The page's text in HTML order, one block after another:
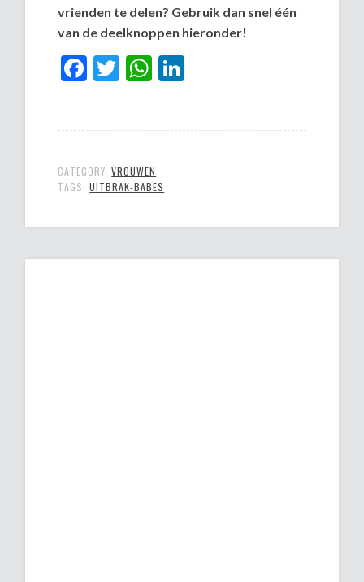
vrienden te delen? Gebruik dan snel één
van de deelknoppen hieronder!
Facebook
TwitterWhatsApp
CATEGORY:VROUWEN
TAGS:UITBRAK-BABES